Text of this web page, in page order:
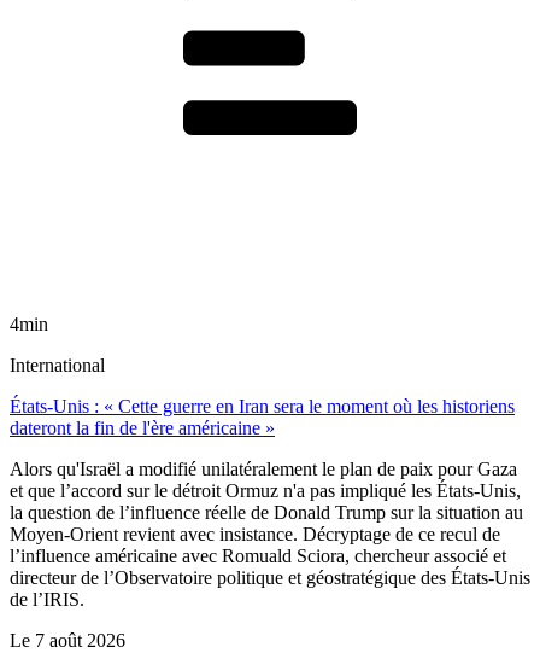
4min
International
États-Unis : « Cette guerre en Iran sera le moment où les historiens
dateront la fin de l'ère américaine »
Alors qu'Israël a modifié unilatéralement le plan de paix pour Gaza
et que l’accord sur le détroit Ormuz n'a pas impliqué les États-Unis,
la question de l’influence réelle de Donald Trump sur la situation au
Moyen-Orient revient avec insistance. Décryptage de ce recul de
l’influence américaine avec Romuald Sciora, chercheur associé et
directeur de l’Observatoire politique et géostratégique des États-Unis
de l’IRIS.
Le 7 août 2026